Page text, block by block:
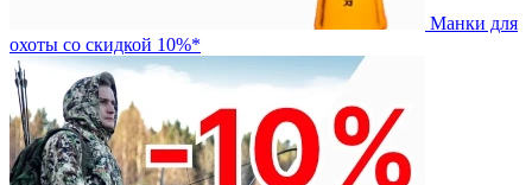
Манки для
охоты со скидкой 10%*